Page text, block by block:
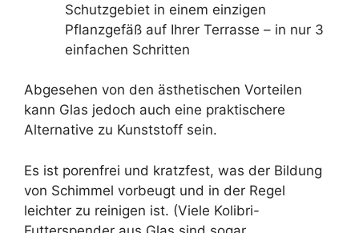
Schutzgebiet in einem einzigen
Pflanzgefäß auf Ihrer Terrasse – in nur 3
einfachen Schritten
Abgesehen von den ästhetischen Vorteilen
kann Glas jedoch auch eine praktischere
Alternative zu Kunststoff sein.
Es ist porenfrei und kratzfest, was der Bildung
von Schimmel vorbeugt und in der Regel
leichter zu reinigen ist. (Viele Kolibri-